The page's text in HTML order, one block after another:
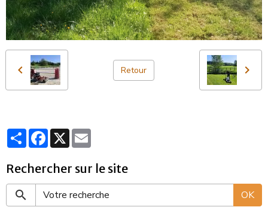
Retour
PartagerFacebook
X
Rechercher sur le site
OK